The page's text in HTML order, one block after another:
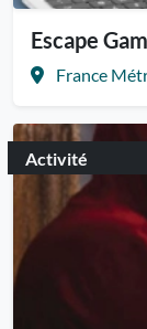
Escape
France
Activité